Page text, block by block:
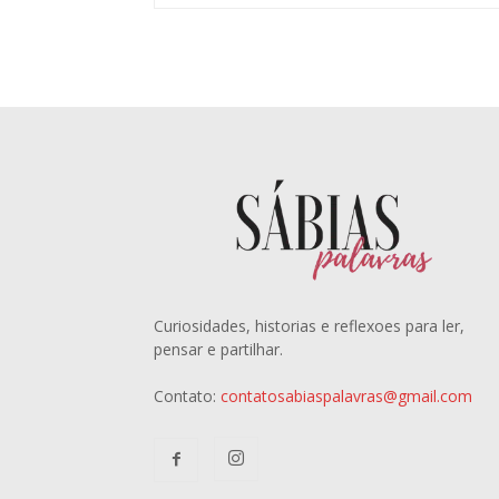
Curiosidades, historias e reflexoes para ler,
pensar e partilhar.
Contato: contatosabiaspalavras@gmail.com